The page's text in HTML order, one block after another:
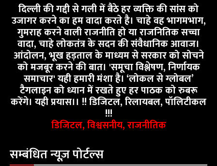
दिल्ली की गद्दी से गली में बैठे हर व्यक्ति की सांस को
उजागर करने का हम वादा करते है। चाहे वह भागमभाग,
गुमराह करने वाली राजनीति हो या राजनितिक सच्चा
वादा, चाहे लोकतंत्र के सदन की संवैधानिक आवाज।
आंदोलन, भूख हड़ताल के माध्यम से सरकार को सोचने
को मजबूर करने की बात। 'समूचा विश्लेषण, निर्णायक
समाचार' यही हमारी मंशा है। ‘लोकल से ग्लोबल’
टैगलाइन को ध्यान में रखते हुए हर पाठक को रुबरू
करेंगे। यही प्रयास।। !! डिजिटल, रिलायबल, पॉलिटीकल
!!!
डिजिटल, विश्वसनीय, राजनीतिक
सम्बंधित न्यूज़ पोर्टल्स